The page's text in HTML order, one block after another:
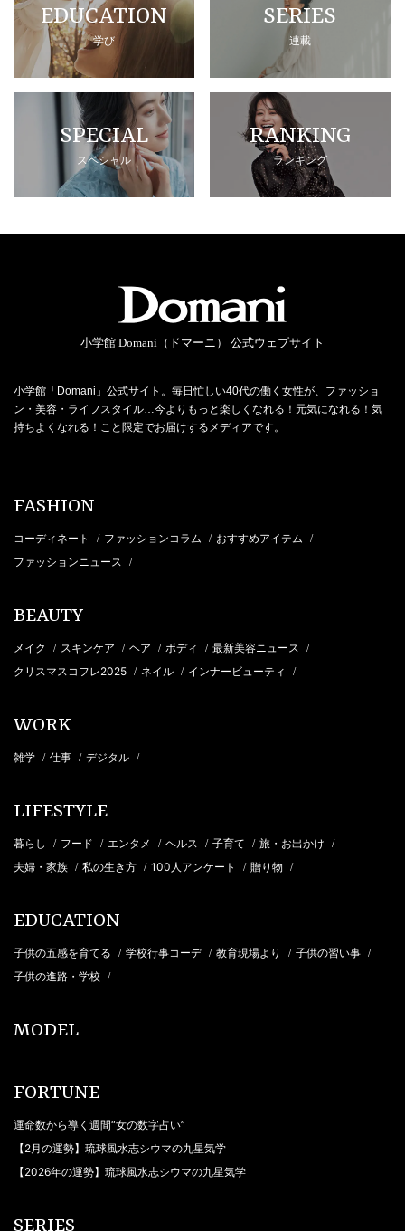
EDUCATION
学び
SERIES
連載
SPECIAL
スペシャル
RANKING
ランキング
小学館 Domani（ドマーニ） 公式ウェブサイト
小学館「Domani」公式サイト。毎日忙しい40代の働く女性が、ファッショ
ン・美容・ライフスタイル…今よりもっと楽しくなれる！元気になれる！気
持ちよくなれる！こと限定でお届けするメディアです。
FASHION
コーディネート / ファッションコラム / おすすめアイテム /
ファッションニュース /
BEAUTY
メイク / スキンケア / ヘア / ボディ / 最新美容ニュース /
クリスマスコフレ2025 / ネイル / インナービューティ /
WORK
雑学 / 仕事 / デジタル /
LIFESTYLE
暮らし / フード / エンタメ / ヘルス / 子育て / 旅・お出かけ /
夫婦・家族 / 私の生き方 / 100人アンケート / 贈り物 /
EDUCATION
子供の五感を育てる / 学校行事コーデ / 教育現場より / 子供の習い事 /
子供の進路・学校 /
MODEL
FORTUNE
運命数から導く週間“女の数字占い”
【2月の運勢】琉球風水志シウマの九星気学
【2026年の運勢】琉球風水志シウマの九星気学